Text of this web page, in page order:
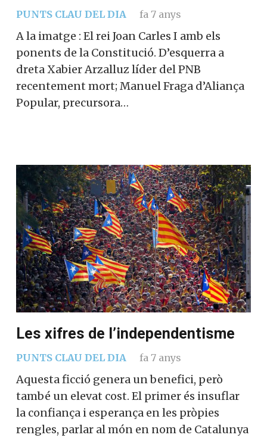
PUNTS CLAU DEL DIA fa 7 anys
A la imatge : El rei Joan Carles I amb els
ponents de la Constitució. D’esquerra a
dreta Xabier Arzalluz líder del PNB
recentement mort; Manuel Fraga d’Aliança
Popular, precursora…
Les xifres de l’independentisme
PUNTS CLAU DEL DIA fa 7 anys
Aquesta ficció genera un benefici, però
també un elevat cost. El primer és insuflar
la confiança i esperança en les pròpies
rengles, parlar al món en nom de Catalunya